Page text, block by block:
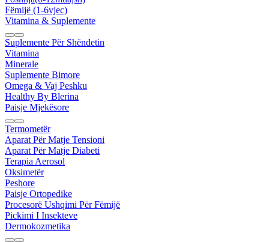
Fëmijë (1-6vjec)
Vitamina & Suplemente
Suplemente Për Shëndetin
Vitamina
Minerale
Suplemente Bimore
Omega & Vaj Peshku
Healthy By Blerina
Paisje Mjekësore
Termometër
Aparat Për Matje Tensioni
Aparat Për Matje Diabeti
Terapia Aerosol
Oksimetër
Peshore
Paisje Ortopedike
Procesorë Ushqimi Për Fëmijë
Pickimi I Insekteve
Dermokozmetika